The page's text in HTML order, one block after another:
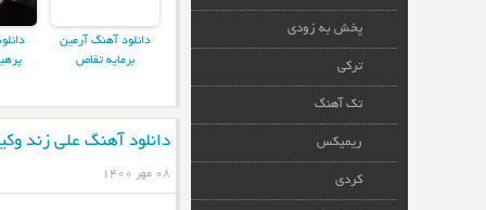
دانلود آهنگ آرمین
برمایه تقاص
دانلود آهنگ علی زند
۰۸ مهر ۱۴۰۰
پخش به زودی
ترکی
تک آهنگ
ریمیکس
کردی